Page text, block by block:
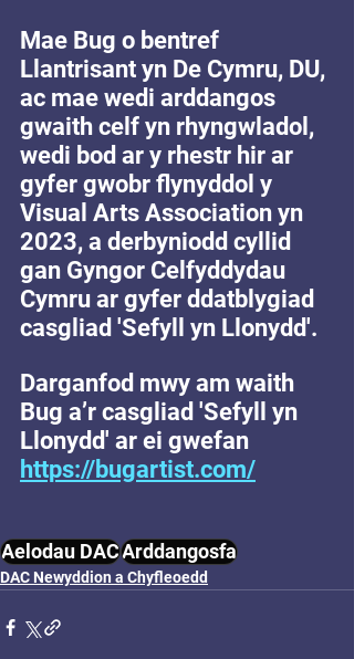
Mae Bug o bentref
Llantrisant yn De Cymru, DU,
ac mae wedi arddangos
gwaith celf yn rhyngwladol,
wedi bod ar y rhestr hir ar
gyfer gwobr flynyddol y
Visual Arts Association yn
2023, a derbyniodd cyllid
gan Gyngor Celfyddydau
Cymru ar gyfer ddatblygiad
casgliad 'Sefyll yn Llonydd'.
Darganfod mwy am waith
Bug a’r casgliad 'Sefyll yn
Llonydd' ar ei gwefan
https://bugartist.com/
Aelodau DACArddangosfa
DAC Newyddion a Chyfleoedd